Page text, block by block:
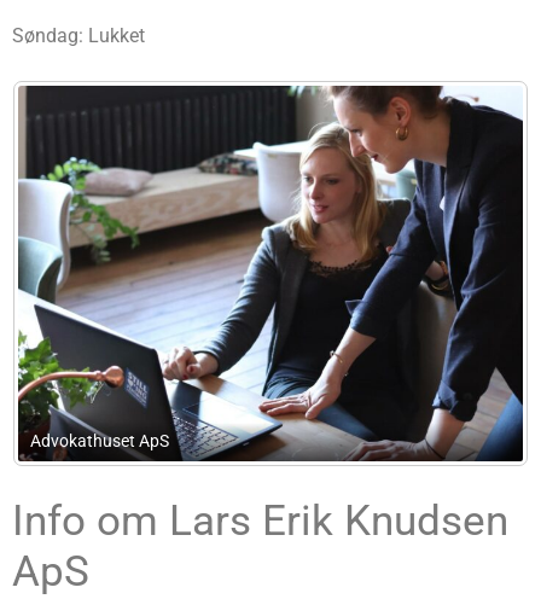
Søndag: Lukket
Advokatanpartsselskabet Henrik Fürstenberg
Info om Lars Erik Knudsen
ApS